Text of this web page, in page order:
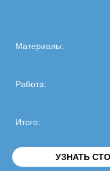
Материалы:
Работа:
Итого:
УЗНАТЬ